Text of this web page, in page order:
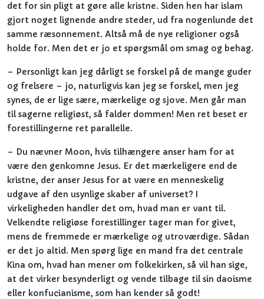
det for sin pligt at gøre alle kristne. Siden hen har islam
gjort noget lignende andre steder, ud fra nogenlunde det
samme ræsonnement. Altså må de nye religioner også
holde for. Men det er jo et spørgsmål om smag og behag.
– Personligt kan jeg dårligt se forskel på de mange guder
og frelsere – jo, naturligvis kan jeg se forskel, men jeg
synes, de er lige sære, mærkelige og sjove. Men går man
til sagerne religiøst, så falder dommen! Men ret beset er
forestillingerne ret parallelle.
– Du nævner Moon, hvis tilhængere anser ham for at
være den genkomne Jesus. Er det mærkeligere end de
kristne, der anser Jesus for at være en menneskelig
udgave af den usynlige skaber af universet? I
virkeligheden handler det om, hvad man er vant til.
Velkendte religiøse forestillinger tager man for givet,
mens de fremmede er mærkelige og utroværdige. Sådan
er det jo altid. Men spørg lige en mand fra det centrale
Kina om, hvad han mener om folkekirken, så vil han sige,
at det virker besynderligt og vende tilbage til sin daoisme
eller konfucianisme, som han kender så godt!